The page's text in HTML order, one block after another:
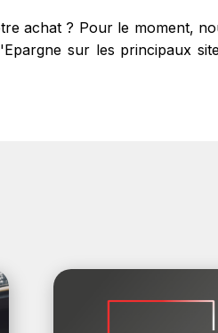
achat ? Pour le moment,
sur les principaux